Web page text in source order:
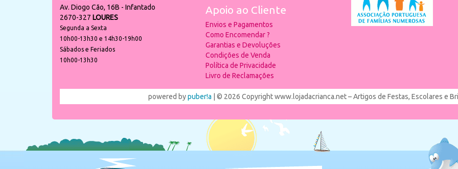
Av. Diogo Cão, 16B - Infantado
2670-327 LOURES
Segunda a Sexta
10h00-13h30 e 14h30-19h00
Sábados e Feriados
10h00-13h30
Apoio ao Cliente
Envios e Pagamentos
Como Encomendar ?
Garantias e Devoluções
Condições de Venda
Política de Privacidade
Livro de Reclamações
powered bypuber!a | © 2026 Copyright www.lojadacrianca.net – Artigos de Festas, Escolares e